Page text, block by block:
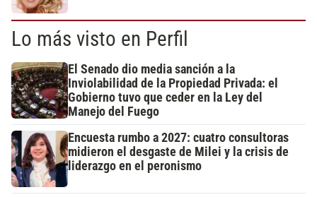
Lo más visto en Perfil
El Senado dio media sanción a la
Inviolabilidad de la Propiedad Privada: el
Gobierno tuvo que ceder en la Ley del
Manejo del Fuego
Encuesta rumbo a 2027: cuatro consultoras
midieron el desgaste de Milei y la crisis de
liderazgo en el peronismo